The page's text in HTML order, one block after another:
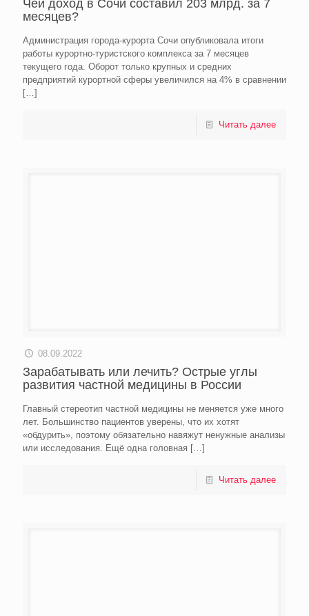
Чей доход в Сочи составил 203 млрд. за 7
месяцев?
Администрация города-курорта Сочи опубликовала итоги
работы курортно-туристского комплекса за 7 месяцев
текущего года. Оборот только крупных и средних
предприятий курортной сферы увеличился на 4% в сравнении
[…]
Читать далее
08.09.2022
Зарабатывать или лечить? Острые углы
развития частной медицины в России
Главный стереотип частной медицины не меняется уже много
лет. Большинство пациентов уверены, что их хотят
«обдурить», поэтому обязательно навяжут ненужные анализы
или исследования. Ещё одна головная […]
Читать далее